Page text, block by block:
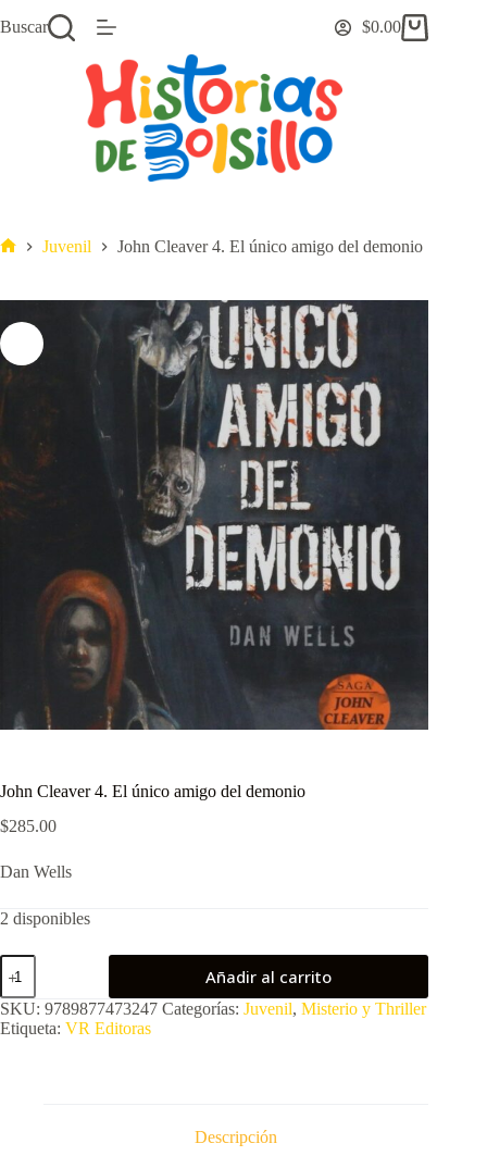
al
Buscar
Carro
$0.00
Juvenil John Cleaver 4. El único amigo del demonio
John Cleaver 4. El único amigo del demonio
$285.00
Dan Wells
2 disponibles
John
Cleaver
4.
El
único
Añadir al carrito
SKU: 9789877473247 Categorías: Juvenil, Misterio y Thriller
Etiqueta: VR Editoras
Descripción